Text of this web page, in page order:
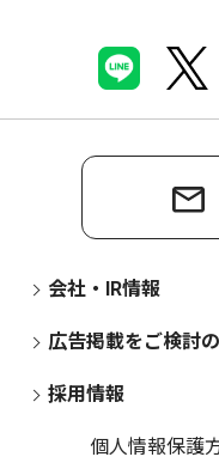
会社・IR情報
広告掲載をご検討
採用情報
個人情報保護